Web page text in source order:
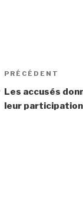
Navigation
de
l’article
Article
précédent
PRÉCÉDENT
Les accusés
leur participation